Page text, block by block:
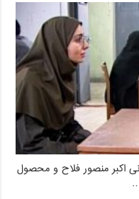
اکبر منصور فلاح و محصول